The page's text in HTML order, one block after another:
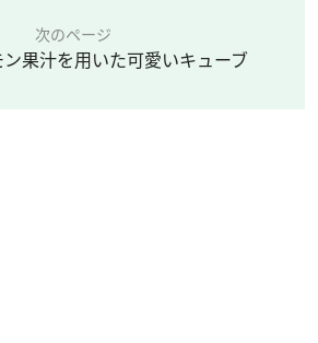
次のページ
果汁を用いた可愛いキューブ